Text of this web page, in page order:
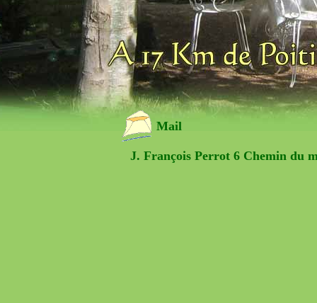
Mail
J. François Perrot 6 Chemin du